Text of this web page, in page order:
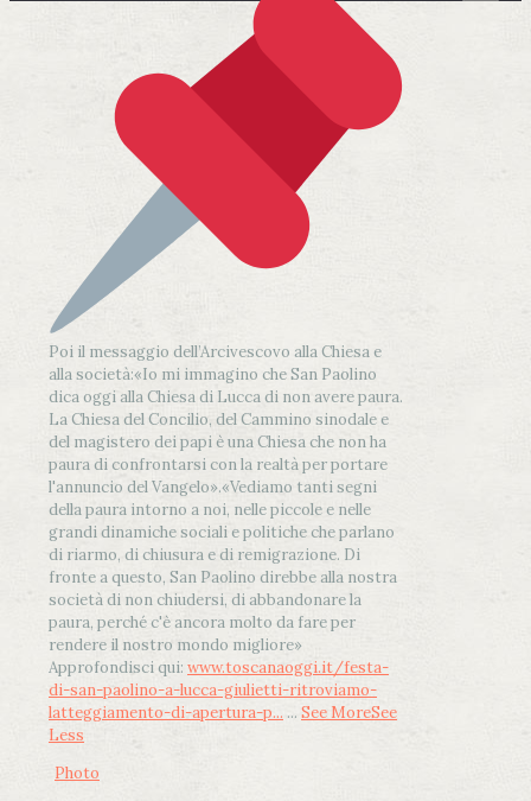
Poi il messaggio dell’Arcivescovo alla Chiesa e
alla società:«Io mi immagino che San Paolino
dica oggi alla Chiesa di Lucca di non avere paura.
La Chiesa del Concilio, del Cammino sinodale e
del magistero dei papi è una Chiesa che non ha
paura di confrontarsi con la realtà per portare
l'annuncio del Vangelo».«Vediamo tanti segni
della paura intorno a noi, nelle piccole e nelle
grandi dinamiche sociali e politiche che parlano
di riarmo, di chiusura e di remigrazione. Di
fronte a questo, San Paolino direbbe alla nostra
società di non chiudersi, di abbandonare la
paura, perché c'è ancora molto da fare per
rendere il nostro mondo migliore»
Approfondisci qui: www.toscanaoggi.it/festa-
di-san-paolino-a-lucca-giulietti-ritroviamo-
latteggiamento-di-apertura-p... ... See MoreSee
Less
Photo